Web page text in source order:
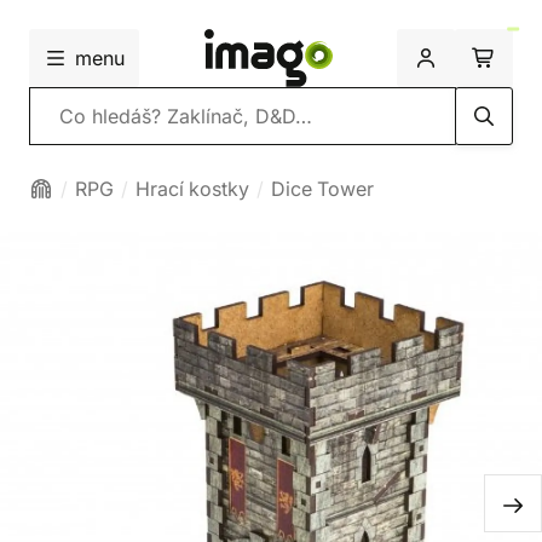
menu
Vyhledávání
RPG Hrací kostky Dice Tower